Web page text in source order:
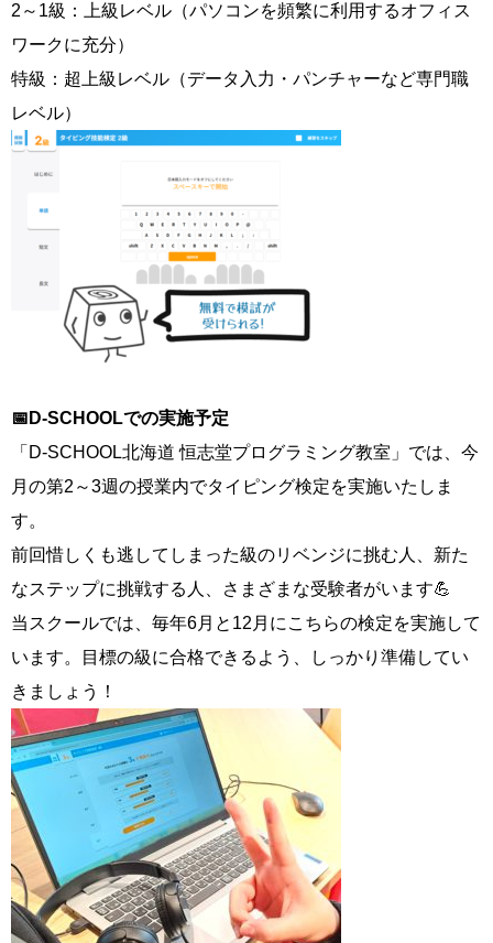
2～1級：上級レベル（パソコンを頻繁に利用するオフィス
ワークに充分）
特級：超上級レベル（データ入力・パンチャーなど専門職
レベル）
📅D-SCHOOLでの実施予定
「D-SCHOOL北海道 恒志堂プログラミング教室」では、今
月の第2～3週の授業内でタイピング検定を実施いたしま
す。
前回惜しくも逃してしまった級のリベンジに挑む人、新た
なステップに挑戦する人、さまざまな受験者がいます💪
当スクールでは、毎年6月と12月にこちらの検定を実施して
います。目標の級に合格できるよう、しっかり準備してい
きましょう！